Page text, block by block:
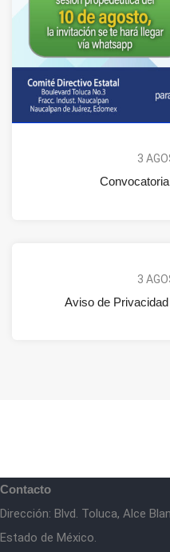
3
3
Aviso de
Contacto
Dirección: Blvd. Toluca, Alce
Estado de México.